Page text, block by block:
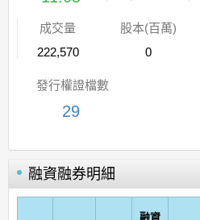
成交量
222,570
股本(百萬)
0
發行權證檔數
29
融資融券明細
融資